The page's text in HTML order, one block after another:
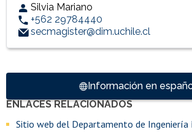
Accesos directosInformación en
Enlaces y documentos de interés
ENLACES RELACIONADOS
Sitio web del Departamento de
Silvia Mariano
+562 29784440
secmagister@dim.uchile.cl